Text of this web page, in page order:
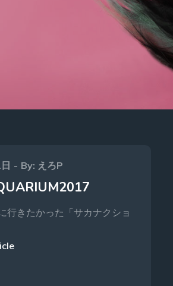
By: えろP
行きたかった「サカナクショ